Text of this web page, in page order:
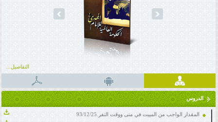
prev next
التفاصيل...
الدروس
المقدار الواجب من المبيت في منى ووقت النفر.93/12/25